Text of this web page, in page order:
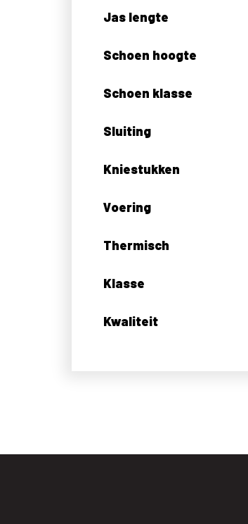
Jas lengte
Schoen hoogte
Schoen klasse
Sluiting
Kniestukken
Voering
Thermisch
Klasse
Kwaliteit